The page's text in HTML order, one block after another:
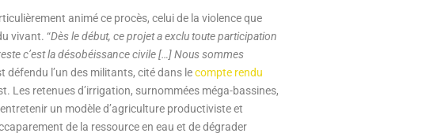
animé ce procès, celui de la violence que
vivant. “Dès le début, ce projet a exclu toute participation
c’est la désobéissance civile […] Nous sommes
défendu l’un des militants, cité dans lecompte rendu
Les retenues d’irrigation, surnommées méga-bassines,
un modèle d’agriculture productiviste et
de la ressource en eau et de dégrader